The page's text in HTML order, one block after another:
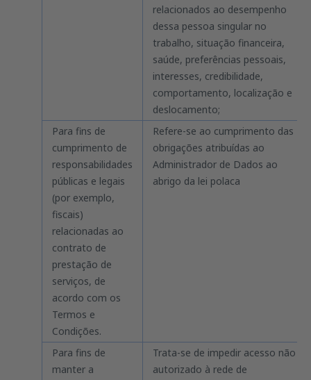
relacionados ao desempenho
dessa pessoa singular no
trabalho, situação financeira,
saúde, preferências pessoais,
interesses, credibilidade,
comportamento, localização e
deslocamento;
Para fins de
cumprimento de
responsabilidades
públicas e legais
(por exemplo,
fiscais)
relacionadas ao
contrato de
prestação de
serviços, de
acordo com os
Termos e
Condições.
Refere-se ao cumprimento das
obrigações atribuídas ao
Administrador de Dados ao
abrigo da lei polaca
Para fins de
manter a
Trata-se de impedir acesso não
autorizado à rede de